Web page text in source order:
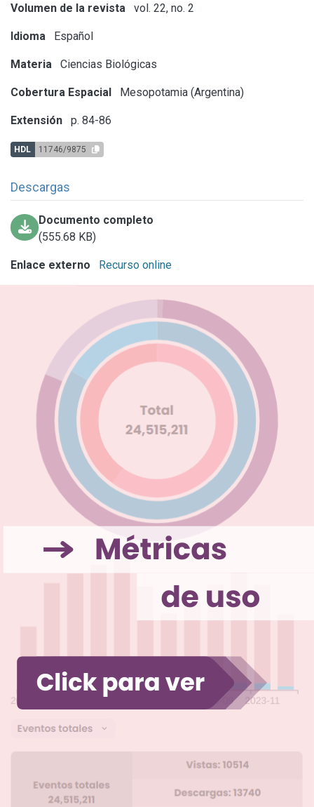
Volumen de la revista vol. 22, no. 2
Idioma Español
Materia Ciencias Biológicas
Cobertura Espacial Mesopotamia (Argentina)
Extensión p. 84-86
HDL 11746/9875
Descargas
Documento completo
(555.68 KB)
Enlace externo Recurso online